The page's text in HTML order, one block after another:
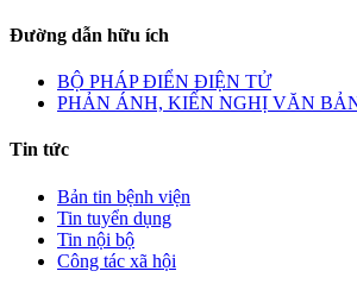
Đường dẫn hữu ích
BỘ PHÁP ĐIỂN ĐIỆN TỬ
PHẢN ÁNH, KIẾN NGHỊ VĂN
Tin tức
Bản tin bệnh viện
Tin tuyển dụng
Tin nội bộ
Công tác xã hội